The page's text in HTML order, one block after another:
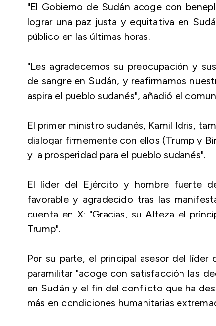
"El Gobierno de Sudán acoge con
lograr una paz justa y equitativa en
público en las últimas horas.
"Les agradecemos su preocupación y
de sangre en Sudán, y reafirmamos
aspira el pueblo sudanés", añadió el
El primer ministro sudanés, Kamil Idris,
dialogar firmemente con ellos (Trump y
y la prosperidad para el pueblo sudanés".
El líder del Ejército y hombre fuerte
favorable y agradecido tras las
cuenta en X: "Gracias, su Alteza el
Trump".
Por su parte, el principal asesor del líder
paramilitar "acoge con satisfacción las
en Sudán y el fin del conflicto que ha
más en condiciones humanitarias